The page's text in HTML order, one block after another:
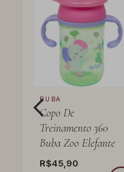
BUBA
Copo De
Treinamento 360
Buba Zoo Elefante
R$45,90